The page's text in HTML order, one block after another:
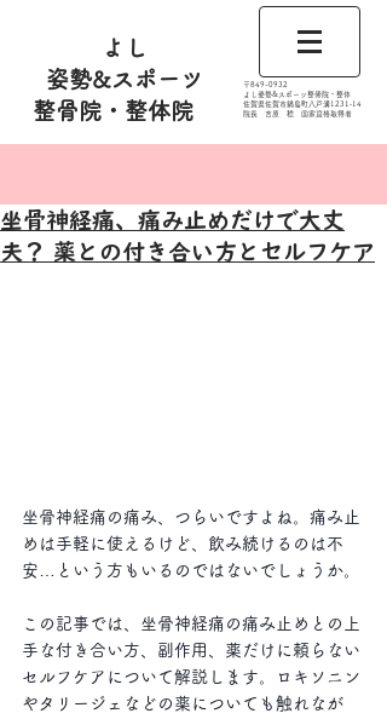
よし
姿勢&スポーツ
整骨院・整体院
​〒849-0932
よし姿勢&スポーツ整骨院・整体
佐賀県佐賀市鍋島町八戸溝1231‐14
​​院長 吉原 稔​ 国家資格取得者
坐骨神経痛、痛み止めだけで大丈
夫？ 薬との付き合い方とセルフケア
坐骨神経痛の痛み、つらいですよね。痛み止
めは手軽に使えるけど、飲み続けるのは不
安…という方もいるのではないでしょうか。
この記事では、坐骨神経痛の痛み止めとの上
手な付き合い方、副作用、薬だけに頼らない
セルフケアについて解説します。ロキソニン
やタリージェなどの薬についても触れなが